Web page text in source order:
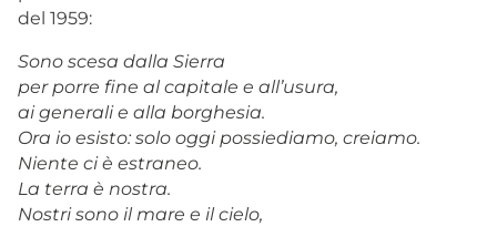
del 1959:
Sono scesa dalla Sierra
per porre fine al capitale e all’usura,
ai generali e alla borghesia.
Ora io esisto: solo oggi possiediamo, creiamo.
Niente ci è estraneo.
La terra è nostra.
Nostri sono il mare e il cielo,